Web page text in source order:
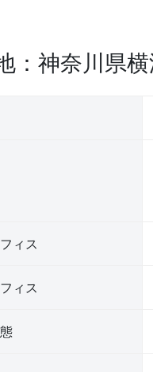
：神奈川県
ィス
ィス